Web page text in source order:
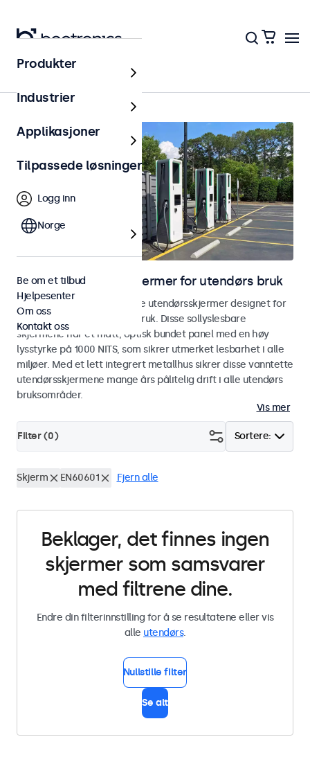
Hjem
Skjermer og touchskjermer for utendørs bruk
Utforsk våre værbestandige utendørsskjermer designet for
industriell og kommersiell bruk. Disse sollyslesbare
skjermene har et matt, optisk bundet panel med en høy
lysstyrke på 1000 NITS, som sikrer utmerket lesbarhet i alle
miljøer. Med et lett integrert metallhus sikrer disse vanntette
utendørsskjermene mange års pålitelig drift i alle utendørs
bruksområder.
Vis mer
Sortere:
Filter (0)
Skjerm EN60601 Fjern alle
Beklager, det finnes ingen
skjermer som samsvarer
med filtrene dine.
Endre din filterinnstilling for å se resultatene eller vis
alle utendørs.
Nullstille filter
Se alt
Produkter
Industrier
Applikasjoner
Tilpassede løsninger
Logg inn
Norge
Be om et tilbud
Hjelpesenter
Om oss
Kontakt oss